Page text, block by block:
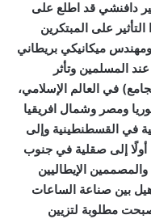
دافنشي قد اطلع على
على المبتكرين
ومهندس ميكانيكي بريطاني
المسلمين وتأثر
في العالم الإسلامي،
ومصر وشمال افريقيا
في القسطنطينية وإلى
أولًا إلى صقلية في جنوب
الإيطاليين
بين صناعة الساعات
مطلوبة لتزيين